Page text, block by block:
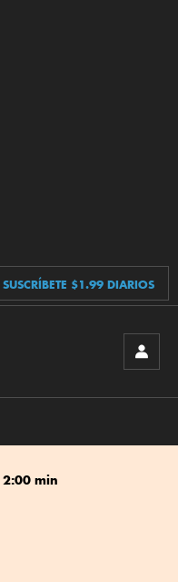
SUSCRÍBETE $1.99 DIARIOS
2:00 min